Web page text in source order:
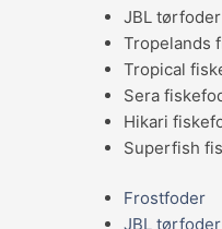
JBL tørfoder
Tropelands
Tropical
Sera
Hikari
Superfish
Frostfoder
JBL tørfoder